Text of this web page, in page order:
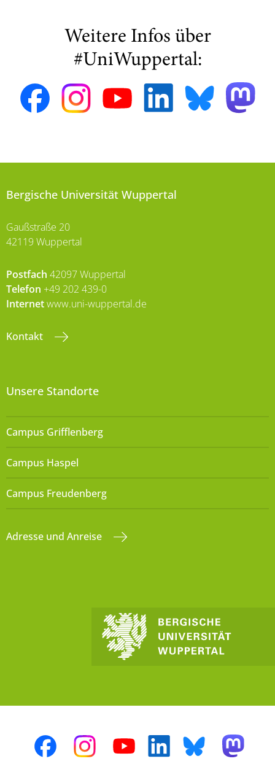
Weitere Infos über
#UniWuppertal:
Bergische Universität Wuppertal
Gaußstraße 20
42119 Wuppertal
Postfach 42097 Wuppertal
Telefon +49 202 439-0
Internetwww.uni-wuppertal.de
Kontakt
Unsere Standorte
Campus Grifflenberg
Campus Haspel
Campus Freudenberg
Adresse und Anreise